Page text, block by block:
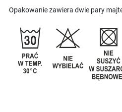
Opakowanie zawiera dwie pary